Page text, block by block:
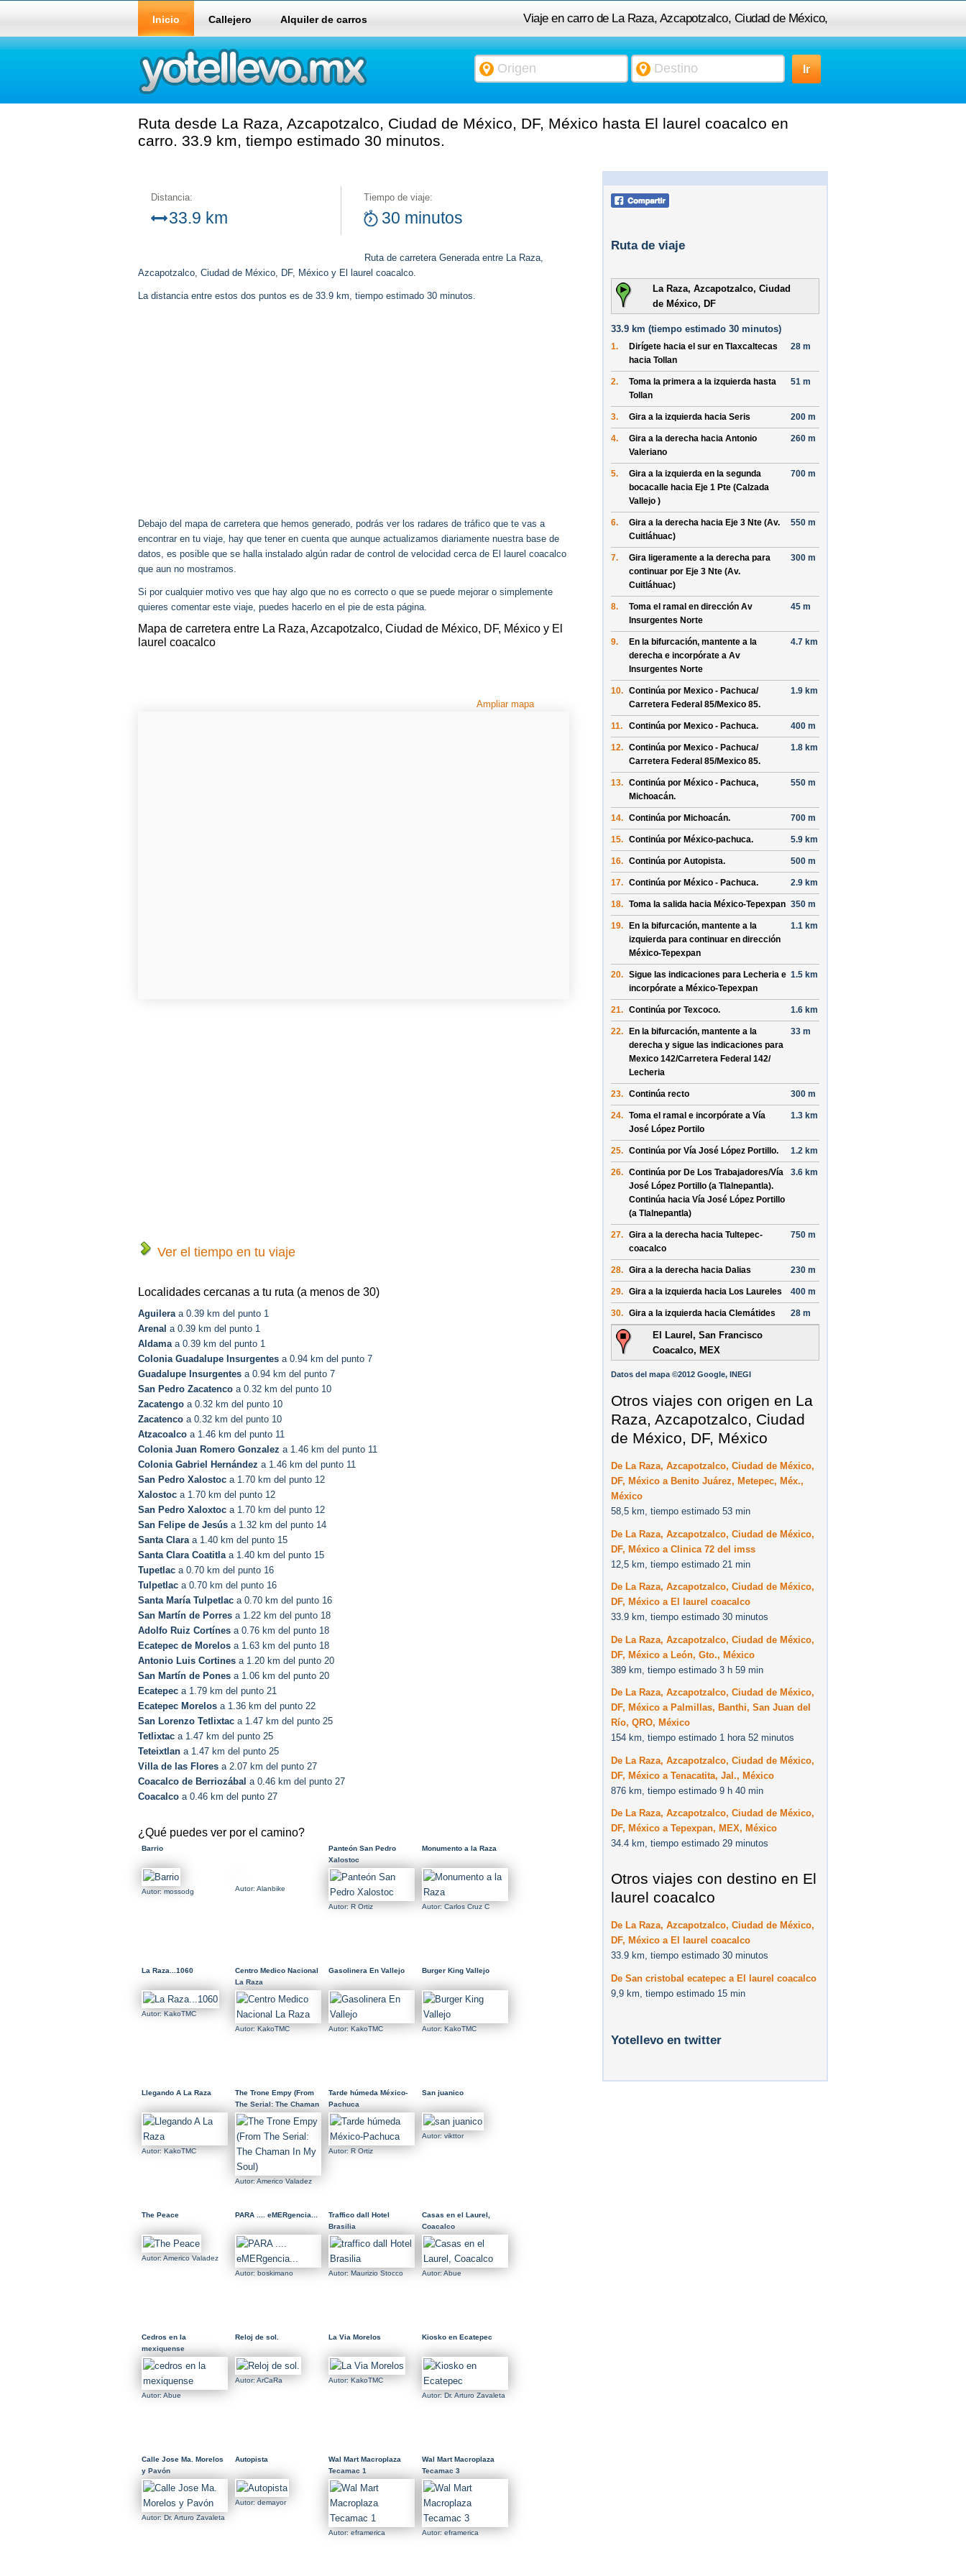
Viaje en carro de La Raza, Azcapotzalco, Ciudad de México,
DF, México a El laurel coacalco
Inicio Callejero Alquiler de carros
Ruta desde La Raza, Azcapotzalco, Ciudad de México, DF, México hasta El laurel coacalco en
carro. 33.9 km, tiempo estimado 30 minutos.
Distancia:
33.9 km
Tiempo de viaje:
30 minutos
Ruta de carretera Generada entre La Raza,
Azcapotzalco, Ciudad de México, DF, México y El laurel coacalco.
La distancia entre estos dos puntos es de 33.9 km, tiempo estimado 30 minutos.
Debajo del mapa de carretera que hemos generado, podrás ver los radares de tráfico que te vas a
encontrar en tu viaje, hay que tener en cuenta que aunque actualizamos diariamente nuestra base de
datos, es posible que se halla instalado algún radar de control de velocidad cerca de El laurel coacalco
que aun no mostramos.
Si por cualquier motivo ves que hay algo que no es correcto o que se puede mejorar o simplemente
quieres comentar este viaje, puedes hacerlo en el pie de esta página.
Mapa de carretera entre La Raza, Azcapotzalco, Ciudad de México, DF, México y El
laurel coacalco
Ampliar mapa
Ver el tiempo en tu viaje
Localidades cercanas a tu ruta (a menos de 30)
Aguileraa 0.39 km del punto 1
Arenal a 0.39 km del punto 1
Aldamaa 0.39 km del punto 1
Colonia Guadalupe Insurgentes a 0.94 km del punto 7
Guadalupe Insurgentes a 0.94 km del punto 7
San Pedro Zacatenco a 0.32 km del punto 10
Zacatengo a 0.32 km del punto 10
Zacatenco a 0.32 km del punto 10
Atzacoalco a 1.46 km del punto 11
Colonia Juan Romero Gonzalez a 1.46 km del punto 11
Colonia Gabriel Hernández a 1.46 km del punto 11
San Pedro Xalostoc a 1.70 km del punto 12
Xalostoc a 1.70 km del punto 12
San Pedro Xaloxtoc a 1.70 km del punto 12
San Felipe de Jesús a 1.32 km del punto 14
Santa Claraa 1.40 km del punto 15
Santa Clara Coatitlaa 1.40 km del punto 15
Tupetlac a 0.70 km del punto 16
Tulpetlac a 0.70 km del punto 16
Santa María Tulpetlac a 0.70 km del punto 16
San Martín de Porres a 1.22 km del punto 18
Adolfo Ruiz Cortínes a 0.76 km del punto 18
Ecatepec de Morelos a 1.63 km del punto 18
Antonio Luis Cortines a 1.20 km del punto 20
San Martín de Pones a 1.06 km del punto 20
Ecatepec a 1.79 km del punto 21
Ecatepec Morelos a 1.36 km del punto 22
San Lorenzo Tetlixtac a 1.47 km del punto 25
Tetlixtac a 1.47 km del punto 25
Teteixtlan a 1.47 km del punto 25
Villa de las Flores a 2.07 km del punto 27
Coacalco de Berriozábal a 0.46 km del punto 27
Coacalco a 0.46 km del punto 27
¿Qué puedes ver por el camino?
Barrio
Autor: mossodg Autor: Alanbike
Panteón San Pedro
Xalostoc
Autor: R Ortiz
Monumento a la Raza
Autor: Carlos Cruz C
La Raza...1060
Autor: KakoTMC
Centro Medico Nacional
La Raza
Autor: KakoTMC
Gasolinera En Vallejo
Autor: KakoTMC
Burger King Vallejo
Autor: KakoTMC
Llegando A La Raza
Autor: KakoTMC
The Trone Empy (From
The Serial: The Chaman
In My Soul)
Autor: Americo Valadez
Tarde húmeda México-
Pachuca
Autor: R Ortiz
San juanico
Autor: vikttor
The Peace
Autor: Americo Valadez
PARA .... eMERgencia...
Autor: boskimano
Traffico dall Hotel
Brasilia
Autor: Maurizio Stocco
Casas en el Laurel,
Coacalco
Autor: Abue
Cedros en la
mexiquense
Autor: Abue
Reloj de sol.
Autor: ArCaRa
La Via Morelos
Autor: KakoTMC
Kiosko en Ecatepec
Autor: Dr. Arturo Zavaleta
Calle Jose Ma. Morelos
y Pavón
Autor: Dr. Arturo Zavaleta
Autopista
Autor: demayor
Wal Mart Macroplaza
Tecamac 1
Autor: eframerica
Wal Mart Macroplaza
Tecamac 3
Autor: eframerica
Ruta de viaje
La Raza, Azcapotzalco, Ciudad
de México, DF
33.9 km (tiempo estimado 30 minutos)
1. Dirígete hacia el sur en Tlaxcaltecas
hacia Tollan
28 m
2.
Toma la primera a la izquierda hasta
Tollan
51 m
3. Gira a la izquierda hacia Seris 200 m
4. Gira a la derecha hacia Antonio
Valeriano
260 m
5.
Gira a la izquierda en la segunda
bocacalle hacia Eje 1 Pte (Calzada
Vallejo )
700 m
6. Gira a la derecha hacia Eje 3 Nte (Av.
Cuitláhuac)
550 m
7.
Gira ligeramente a la derecha para
continuar por Eje 3 Nte (Av.
Cuitláhuac)
300 m
8. Toma el ramal en dirección Av
Insurgentes Norte
45 m
9.
En la bifurcación, mantente a la
derecha e incorpórate a Av
Insurgentes Norte
4.7 km
10. Continúa por Mexico - Pachuca/
Carretera Federal 85/Mexico 85.
1.9 km
11. Continúa por Mexico - Pachuca. 400 m
12. Continúa por Mexico - Pachuca/
Carretera Federal 85/Mexico 85.
1.8 km
13. Continúa por México - Pachuca,
Michoacán.
550 m
14. Continúa por Michoacán. 700 m
15. Continúa por México-pachuca. 5.9 km
16. Continúa por Autopista. 500 m
17. Continúa por México - Pachuca. 2.9 km
18. Toma la salida hacia México-Tepexpan 350 m
19.
En la bifurcación, mantente a la
izquierda para continuar en dirección
México-Tepexpan
1.1 km
20. Sigue las indicaciones para Lecheria e
incorpórate a México-Tepexpan
1.5 km
21. Continúa por Texcoco. 1.6 km
22.
En la bifurcación, mantente a la
derecha y sigue las indicaciones para
Mexico 142/Carretera Federal 142/
Lecheria
33 m
23. Continúa recto 300 m
24. Toma el ramal e incorpórate a Vía
José López Portilo
1.3 km
25. Continúa por Vía José López Portillo. 1.2 km
26. Continúa por De Los Trabajadores/Vía
José López Portillo (a Tlalnepantla).
Continúa hacia Vía José López Portillo
(a Tlalnepantla)
3.6 km
27. Gira a la derecha hacia Tultepec-
coacalco
750 m
28. Gira a la derecha hacia Dalias 230 m
29. Gira a la izquierda hacia Los Laureles 400 m
30. Gira a la izquierda hacia Clemátides 28 m
El Laurel, San Francisco
Coacalco, MEX
Datos del mapa ©2012 Google, INEGI
Otros viajes con origen en La
Raza, Azcapotzalco, Ciudad
de México, DF, México
De La Raza, Azcapotzalco, Ciudad de México,
DF, México a Benito Juárez, Metepec, Méx.,
México
58,5 km, tiempo estimado 53 min
De La Raza, Azcapotzalco, Ciudad de México,
DF, México a Clinica 72 del imss
12,5 km, tiempo estimado 21 min
De La Raza, Azcapotzalco, Ciudad de México,
DF, México a El laurel coacalco
33.9 km, tiempo estimado 30 minutos
De La Raza, Azcapotzalco, Ciudad de México,
DF, México a León, Gto., México
389 km, tiempo estimado 3 h 59 min
De La Raza, Azcapotzalco, Ciudad de México,
DF, México a Palmillas, Banthi, San Juan del
Río, QRO, México
154 km, tiempo estimado 1 hora 52 minutos
De La Raza, Azcapotzalco, Ciudad de México,
DF, México a Tenacatita, Jal., México
876 km, tiempo estimado 9 h 40 min
De La Raza, Azcapotzalco, Ciudad de México,
DF, México a Tepexpan, MEX, México
34.4 km, tiempo estimado 29 minutos
Otros viajes con destino en El
laurel coacalco
De La Raza, Azcapotzalco, Ciudad de México,
DF, México a El laurel coacalco
33.9 km, tiempo estimado 30 minutos
De San cristobal ecatepec a El laurel coacalco
9,9 km, tiempo estimado 15 min
Yotellevo en twitter